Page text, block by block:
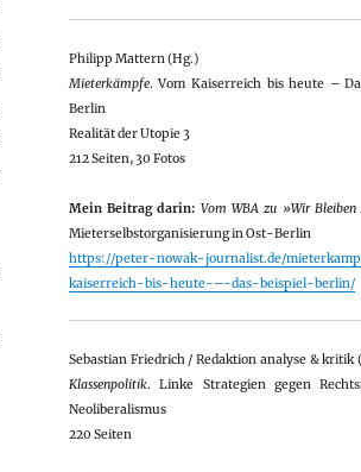
Philipp Mattern (Hg.)
Mieterkämpfe. Vom Kaiserreich bis heute –
Berlin
Realität der Utopie 3
212 Seiten, 30 Fotos
Mein Beitrag darin: Vom WBA zu »Wir
Mieterselbstorganisierung in Ost-Berlin
https://peter-nowak-journalist.de/
kaiserreich-bis-heute-–-das-beispiel-berlin/
Sebastian Friedrich / Redaktion analyse & kritik
Klassenpolitik. Linke Strategien gegen
Neoliberalismus
220 Seiten